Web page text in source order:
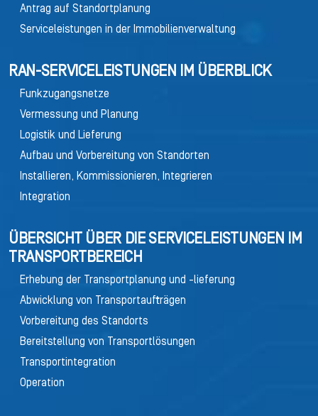
Antrag auf Standortplanung
Serviceleistungen in der Immobilienverwaltung
RAN-SERVICELEISTUNGEN IM ÜBERBLICK
Funkzugangsnetze
Vermessung und Planung
Logistik und Lieferung
Aufbau und Vorbereitung von Standorten
Installieren, Kommissionieren, Integrieren
Integration
ÜBERSICHT ÜBER DIE SERVICELEISTUNGEN IM
TRANSPORTBEREICH
Erhebung der Transportplanung und -lieferung
Abwicklung von Transportaufträgen
Vorbereitung des Standorts
Bereitstellung von Transportlösungen
Transportintegration
Operation